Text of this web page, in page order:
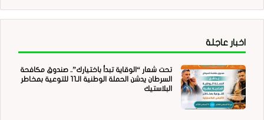
اخبار عاجلة
تحت شعار “الوقاية تبدأ باختيارك”.. صندوق مكافحة
السرطان يدشن الحملة الوطنية الـ11 للتوعية بمخاطر
البلاستيك